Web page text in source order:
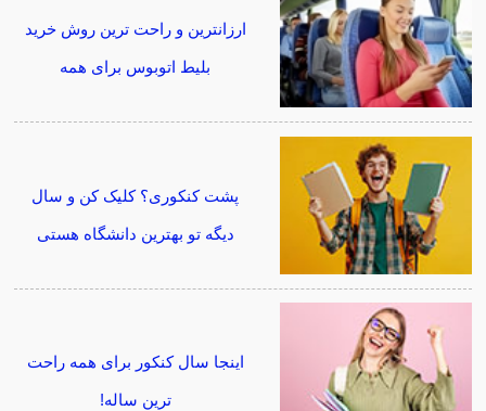
ارزانترین و راحت ترین روش خرید
بلیط اتوبوس برای همه
پشت کنکوری؟ کلیک کن و سال
دیگه تو بهترین دانشگاه هستی
اینجا سال کنکور برای همه راحت
ترین ساله!